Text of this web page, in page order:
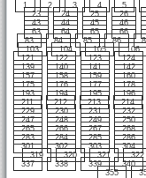
1 2 3 4 5
23
24 25 26
43
44 45 46
63
64 65 66
83
84 85 86
103
104 105 106
121
122 123 124
139
140 141 142
157
158 159 160
175
176 177 178
193
194 195 196
211
212 213 214
229
230 231 232
247
248 249 250
265
266 267 268
283
284 285 286
301
302 303 304
319
320 321 322
337
338 339 340
355